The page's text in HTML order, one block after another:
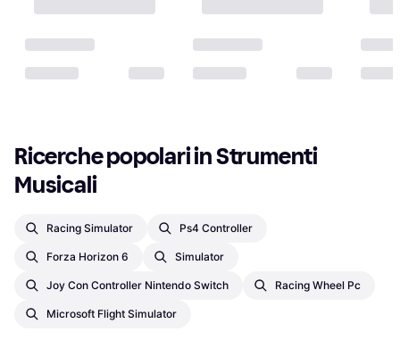
Ricerche popolari in Strumenti
Musicali
Racing Simulator Ps4 Controller
Forza Horizon 6 Simulator
Joy Con Controller Nintendo Switch Racing Wheel Pc
Microsoft Flight Simulator